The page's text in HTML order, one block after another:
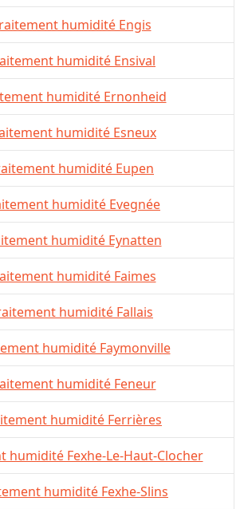
humidité Engis
humidité Ensival
humidité Ernonheid
humidité Esneux
humidité Eupen
humidité Evegnée
humidité Eynatten
humidité Faimes
humidité Fallais
humidité Faymonville
humidité Feneur
humidité Ferrières
humidité Fexhe-Le-Haut-Clocher
humidité Fexhe-Slins